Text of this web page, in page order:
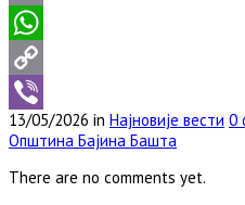
Print
WhatsApp
Copy
Link
Viber
13/05/2026 in Најновије вести 0
Општина Бајина Башта
There are no comments yet.